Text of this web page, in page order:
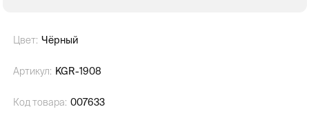
Цвет: Чёрный
Артикул: KGR-1908
Код товара: 007633